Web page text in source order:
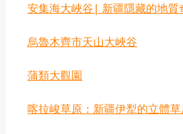
安集海大峽谷| 新疆隱藏的地質
烏魯木齊市天山大峽谷
‌蒲類大觀園
喀拉峻草原：新疆伊犁的立體